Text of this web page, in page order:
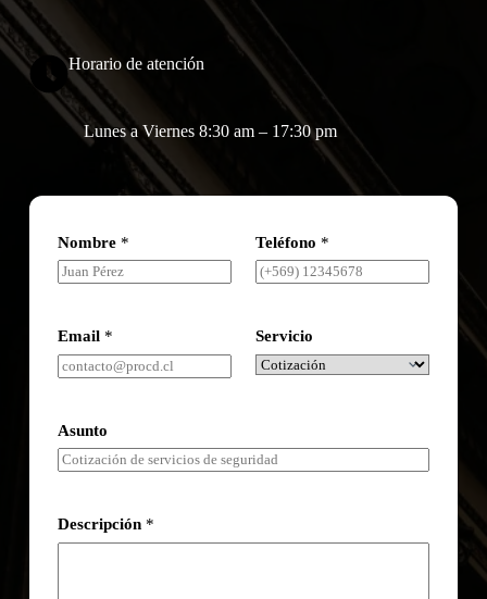
Horario de atención
Lunes a Viernes 8:30 am – 17:30 pm
Nombre * Teléfono *
Email * Servicio
Asunto
Descripción *